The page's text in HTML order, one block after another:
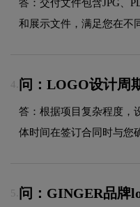
答：交付文件包含JPG、
和展示文件，满足您在不
4. 问：LOGO设计周
答：根据项目复杂程度，
体时间在签订合同时与您
5. 问：GINGER品牌